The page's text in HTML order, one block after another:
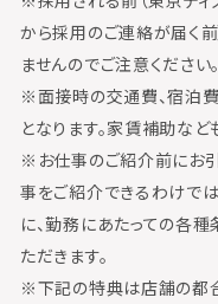
から採用のご連絡が届く
ませんのでご注意ください。
※面接時の交通費、宿泊
となります。家賃補助など
※お仕事のご紹介前にお
事をご紹介できるわけで
に、勤務にあたっての各
ただきます。
※下記の特典は店舗の都